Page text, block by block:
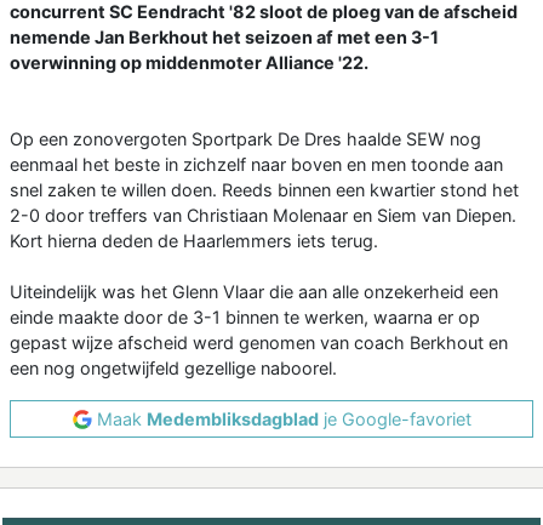
concurrent SC Eendracht '82 sloot de ploeg van de afscheid
nemende Jan Berkhout het seizoen af met een 3-1
overwinning op middenmoter Alliance '22.
Op een zonovergoten Sportpark De Dres haalde SEW nog
eenmaal het beste in zichzelf naar boven en men toonde aan
snel zaken te willen doen. Reeds binnen een kwartier stond het
2-0 door treffers van Christiaan Molenaar en Siem van Diepen.
Kort hierna deden de Haarlemmers iets terug.
Uiteindelijk was het Glenn Vlaar die aan alle onzekerheid een
einde maakte door de 3-1 binnen te werken, waarna er op
gepast wijze afscheid werd genomen van coach Berkhout en
een nog ongetwijfeld gezellige naboorel.
Maak Medembliksdagbladje Google-favoriet